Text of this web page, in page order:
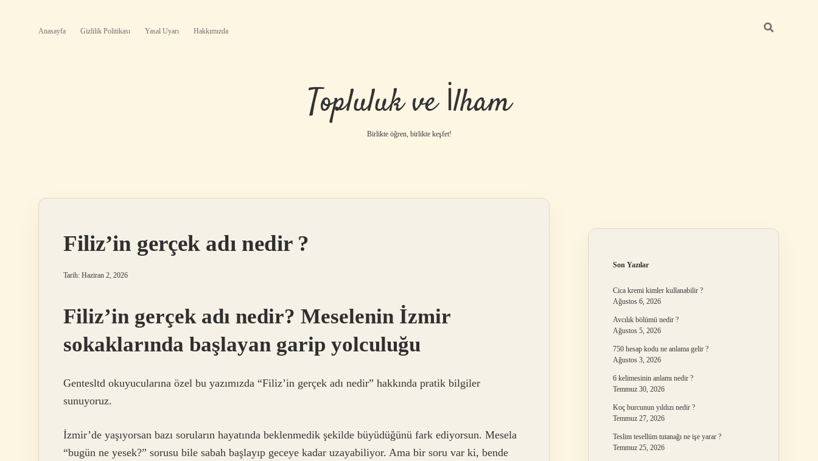
Anasayfa Gizlilik Politikası Yasal Uyarı Hakkımızda
Topluluk ve İlham
Birlikte öğren, birlikte keşfet!
Filiz’in gerçek adı nedir ?
Tarih: Haziran 2, 2026
Filiz’in gerçek adı nedir? Meselenin İzmir
sokaklarında başlayan garip yolculuğu
Gentesltd okuyucularına özel bu yazımızda “Filiz’in gerçek adı nedir” hakkında pratik bilgiler
sunuyoruz.
İzmir’de yaşıyorsan bazı soruların hayatında beklenmedik şekilde büyüdüğünü fark ediyorsun. Mesela
“bugün ne yesek?” sorusu bile sabah başlayıp geceye kadar uzayabiliyor. Ama bir soru var ki, bende
Son Yazılar
Cica kremi kimler kullanabilir ?
Ağustos 6, 2026
Avcılık bölümü nedir ?
Ağustos 5, 2026
750 hesap kodu ne anlama gelir ?
Ağustos 3, 2026
6 kelimesinin anlamı nedir ?
Temmuz 30, 2026
Koç burcunun yıldızı nedir ?
Temmuz 27, 2026
Teslim tesellüm tutanağı ne işe yarar ?
Temmuz 25, 2026